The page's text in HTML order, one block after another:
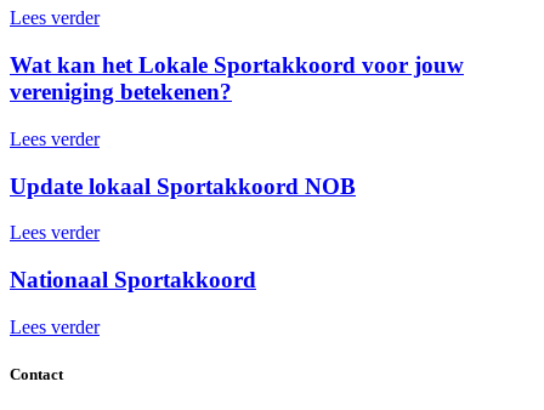
Lees verder
Wat kan het Lokale Sportakkoord voor jouw
vereniging betekenen?
Lees verder
Update lokaal Sportakkoord NOB
Lees verder
Nationaal Sportakkoord
Lees verder
Contact